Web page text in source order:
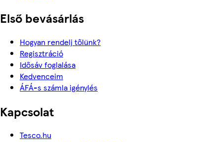
Első bevásárlás
Hogyan rendelj tőlünk?
Regisztráció
Idősáv foglalása
Kedvenceim
ÁFÁ-s számla igénylés
Kapcsolat
Tesco.hu